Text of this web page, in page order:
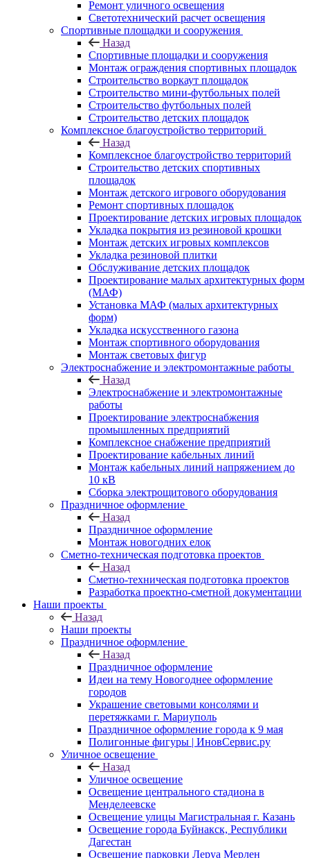
Ремонт уличного освещения
Светотехнический расчет освещения
Спортивные площадки и сооружения
Назад
Спортивные площадки и сооружения
Монтаж ограждения спортивных площадок
Строительство воркаут площадок
Строительство мини-футбольных полей
Строительство футбольных полей
Строительство детских площадок
Комплексное благоустройство территорий
Назад
Комплексное благоустройство территорий
Строительство детских спортивных
площадок
Монтаж детского игрового оборудования
Ремонт спортивных площадок
Проектирование детских игровых площадок
Укладка покрытия из резиновой крошки
Монтаж детских игровых комплексов
Укладка резиновой плитки
Обслуживание детских площадок
Проектирование малых архитектурных форм
(МАФ)
Установка МАФ (малых архитектурных
форм)
Укладка искусственного газона
Монтаж спортивного оборудования
Монтаж световых фигур
Электроснабжение и электромонтажные работы
Назад
Электроснабжение и электромонтажные
работы
Проектирование электроснабжения
промышленных предприятий
Комплексное снабжение предприятий
Проектирование кабельных линий
Монтаж кабельных линий напряжением до
10 кВ
Сборка электрощитового оборудования
Праздничное оформление
Назад
Праздничное оформление
Монтаж новогодних елок
Сметно-техническая подготовка проектов
Назад
Сметно-техническая подготовка проектов
Разработка проектно-сметной документации
Наши проекты
Назад
Наши проекты
Праздничное оформление
Назад
Праздничное оформление
Идеи на тему Новогоднее оформление
городов
Украшение световыми консолями и
перетяжками г. Мариуполь
Праздничное оформление города к 9 мая
Полигонные фигуры | ИновСервис.ру
Уличное освещение
Назад
Уличное освещение
Освещение центрального стадиона в
Менделеевске
Освещение улицы Магистральная г. Казань
Освещение города Буйнакск, Республики
Дагестан
Освещение парковки Леруа Мерлен